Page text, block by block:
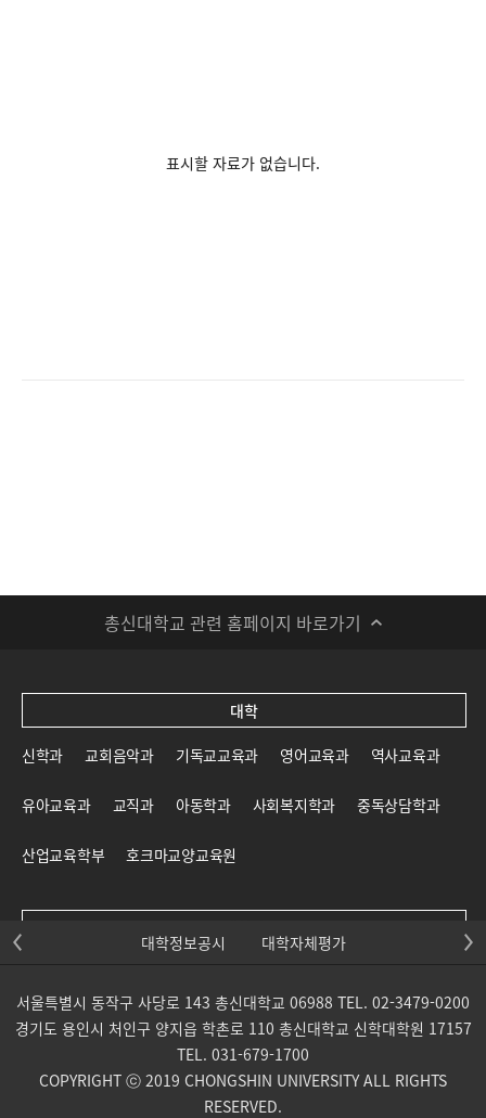
표시할 자료가 없습니다.
총신대학교 관련 홈페이지 바로가기
대학
신학과 교회음악과 기독교교육과 영어교육과 역사교육과
유아교육과 교직과 아동학과 사회복지학과 중독상담학과
산업교육학부 호크마교양교육원
목회신학전문대학원 사회복지대학원 상담대학원
교회음악대학원 통일개발대학원 산업교육학부 대학원
대학정보공시 대학자체평가
서울특별시 동작구 사당로 143 총신대학교 06988 TEL. 02-3479-0200
경기도 용인시 처인구 양지읍 학촌로 110 총신대학교 신학대학원 17157
TEL. 031-679-1700
COPYRIGHT ⓒ 2019 CHONGSHIN UNIVERSITY ALL RIGHTS
RESERVED.